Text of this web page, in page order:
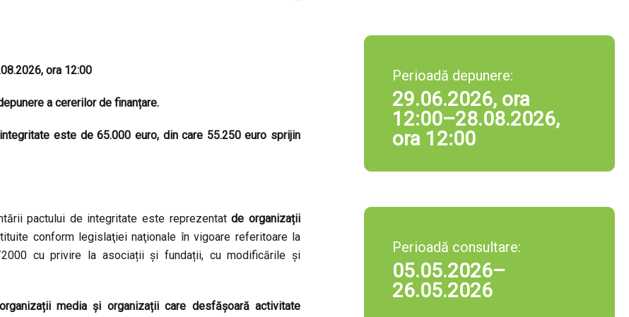
ora 12:00
a cererilor de finanțare.
este de 65.000 euro, din care 55.250 euro sprijin
pactului de integritate este reprezentatde organizații
conform legislaţiei naţionale în vigoare referitoare la
cu privire la asociații şi fundații, cu modificările și
media și organizații care desfășoară activitate
Perioadă depunere:
29.06.2026, ora
12:00–28.08.2026,
ora 12:00
Perioadă consultare:
05.05.2026–
26.05.2026